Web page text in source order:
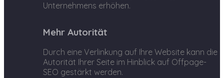
Unternehmens erhöhen.
Mehr Autorität
Durch eine Verlinkung auf Ihre Website kann die
Autorität Ihrer Seite im Hinblick auf Offpage-
SEO gestärkt werden.